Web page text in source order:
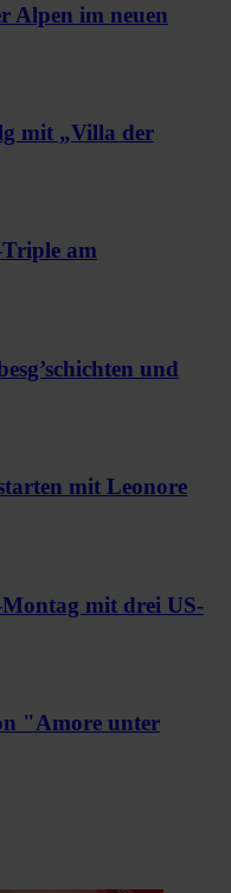
Alpen im neuen
mit „Villa der
am
und
mit Leonore
mit drei US-
"Amore unter